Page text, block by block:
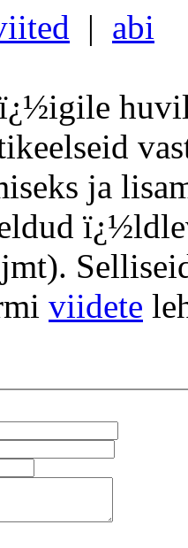
| abi
ja
jmt).
viidete